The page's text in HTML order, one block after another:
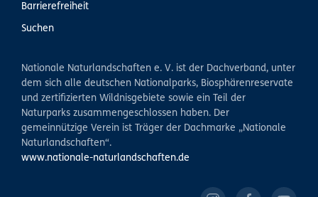
Barrierefreiheit
Suchen
Nationale Naturlandschaften e. V. ist der Dachverband, unter
dem sich alle deutschen Nationalparks, Biosphärenreservate
und zertifizierten Wildnisgebiete sowie ein Teil der
Naturparks zusammengeschlossen haben. Der
gemeinnützige Verein ist Träger der Dachmarke „Nationale
Naturlandschaften“.
www.nationale-naturlandschaften.de